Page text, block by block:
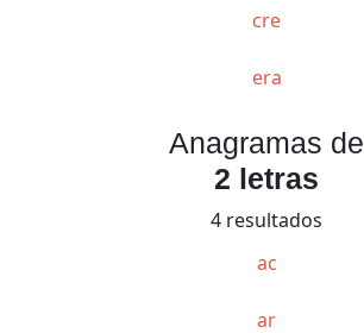
cre
era
Anagramas de
2 letras
4 resultados
ac
ar